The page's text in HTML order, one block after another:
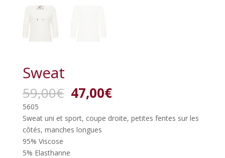
Sweat
59,00€ Le
prix
initial
était :
59,00€.
47,00€Le
prix
actuel
est :
5605
Sweat uni et sport, coupe droite, petites fentes sur les
côtés, manches longues
95% Viscose
5% Elasthanne